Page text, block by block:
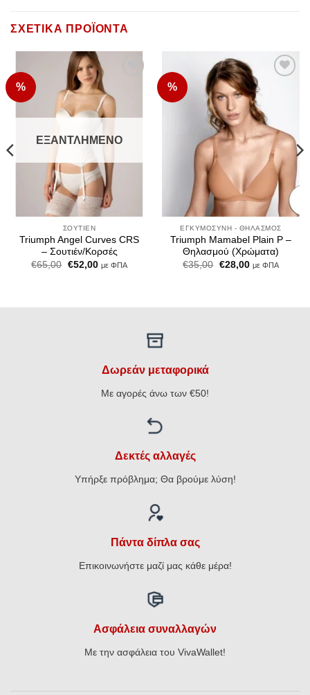
ΣΧΕΤΙΚΆ ΠΡΟΪΌΝΤΑ
%
Wishlist
ΕΞΑΝΤΛΗΜΈΝΟ
ΣΟΥΤΙΈΝ
Triumph Angel Curves CRS
– Σουτιέν/Κορσές
€65,00 Original
€52,00Ημε ΦΠΑ
%
ΕΓΚΥΜΟΣΎΝΗ - ΘΗΛΑΣΜΌΣ
Triumph Mamabel Plain P –
Θηλασμού (Χρώματα)
€35,00 Original
€28,00Ημε ΦΠΑ
Δωρεάν μεταφορικά
Με αγορές άνω των €50!
Δεκτές αλλαγές
Υπήρξε πρόβλημα; Θα βρούμε λύση!
Πάντα δίπλα σας
Επικοινωνήστε μαζί μας κάθε μέρα!
Ασφάλεια συναλλαγών
Με την ασφάλεια του VivaWallet!